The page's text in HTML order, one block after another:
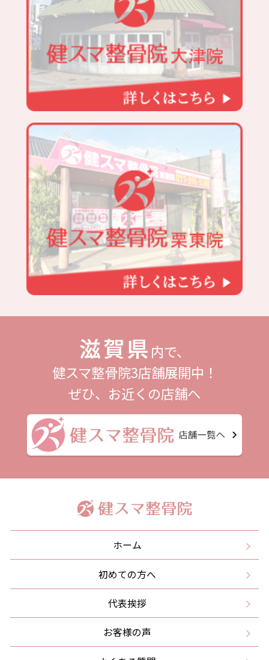
滋賀県 内で、
健スマ整骨院3店舗展開中！
ぜひ、お近くの店舗へ
ホーム
初めての方へ
代表挨拶
お客様の声